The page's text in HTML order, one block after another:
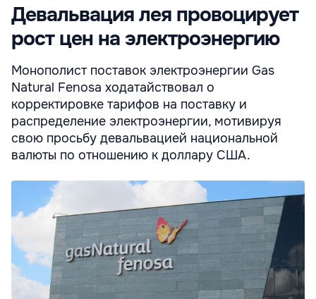
Девальвация лея провоцирует
рост цен на электроэнергию
Монополист поставок электроэнергии Gas
Natural Fenosa ходатайствовал о
корректировке тарифов на поставку и
распределение электроэнергии, мотивируя
свою просьбу девальвацией национальной
валюты по отношению к доллару США.